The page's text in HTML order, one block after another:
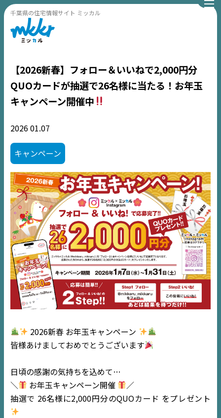
千葉県の住宅情報サイト ミッカル
【2026新春】フォロー＆いいねで2,000円分
QUOカードが抽選で26名様に当たる！お年玉
キャンペーン開催中
202601.07
キャンペーン
2026新春 お年玉キャンペーン
皆様あけましておめでとうございます
日頃の感謝の気持ちを込めて…
＼
お年玉キャンペーン開催
／
抽選で 26名様に2,000円分のQUOカード をプレゼント